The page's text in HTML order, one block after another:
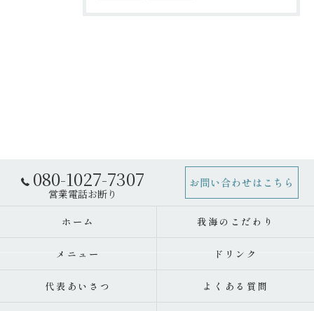
080-1027-7307 お問い合わせはこちら
ホーム 我海のこだわり
メニュー ドリンク
代表あいさつ よくある質問